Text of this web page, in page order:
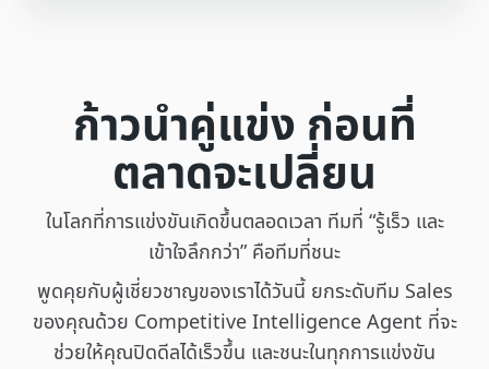
ก้าวนำคู่แข่ง ก่อนที่
ตลาดจะเปลี่ยน
ในโลกที่การแข่งขันเกิดขึ้นตลอดเวลา ทีมที่ “รู้เร็ว และ
เข้าใจลึกกว่า” คือทีมที่ชนะ
พูดคุยกับผู้เชี่ยวชาญของเราได้วันนี้ ยกระดับทีม Sales
ของคุณด้วย Competitive Intelligence Agent ที่จะ
ช่วยให้คุณปิดดีลได้เร็วขึ้น และชนะในทุกการแข่งขัน